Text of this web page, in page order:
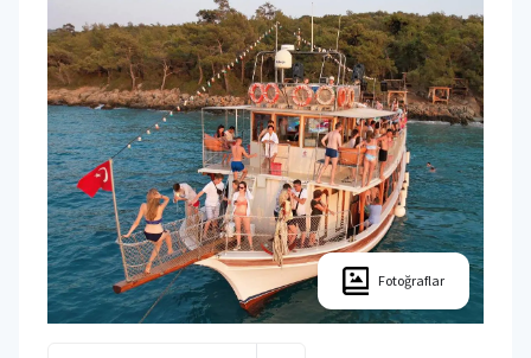
Fotoğraflar